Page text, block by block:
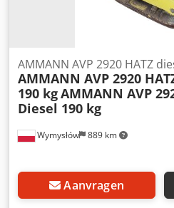
Wymysłów 889 km
AMMANN AVP 2920 HATZ
AMMANN AVP 2920
190 kgAMMANN AVP
Diesel 190 kg
Aanvragen